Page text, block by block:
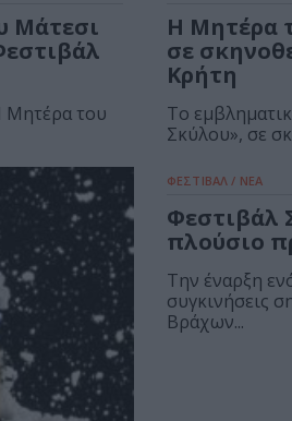
Μάτεσι
Μητέρα του
Η Μητέρα
σε
Κρήτη
Το
Σκύλου», σε
ΦΕΣΤΙΒΑΛ / ΝΕΑ
Φεστιβάλ
πλούσιο
Την έναρξη
συγκινήσεις
Βράχων...